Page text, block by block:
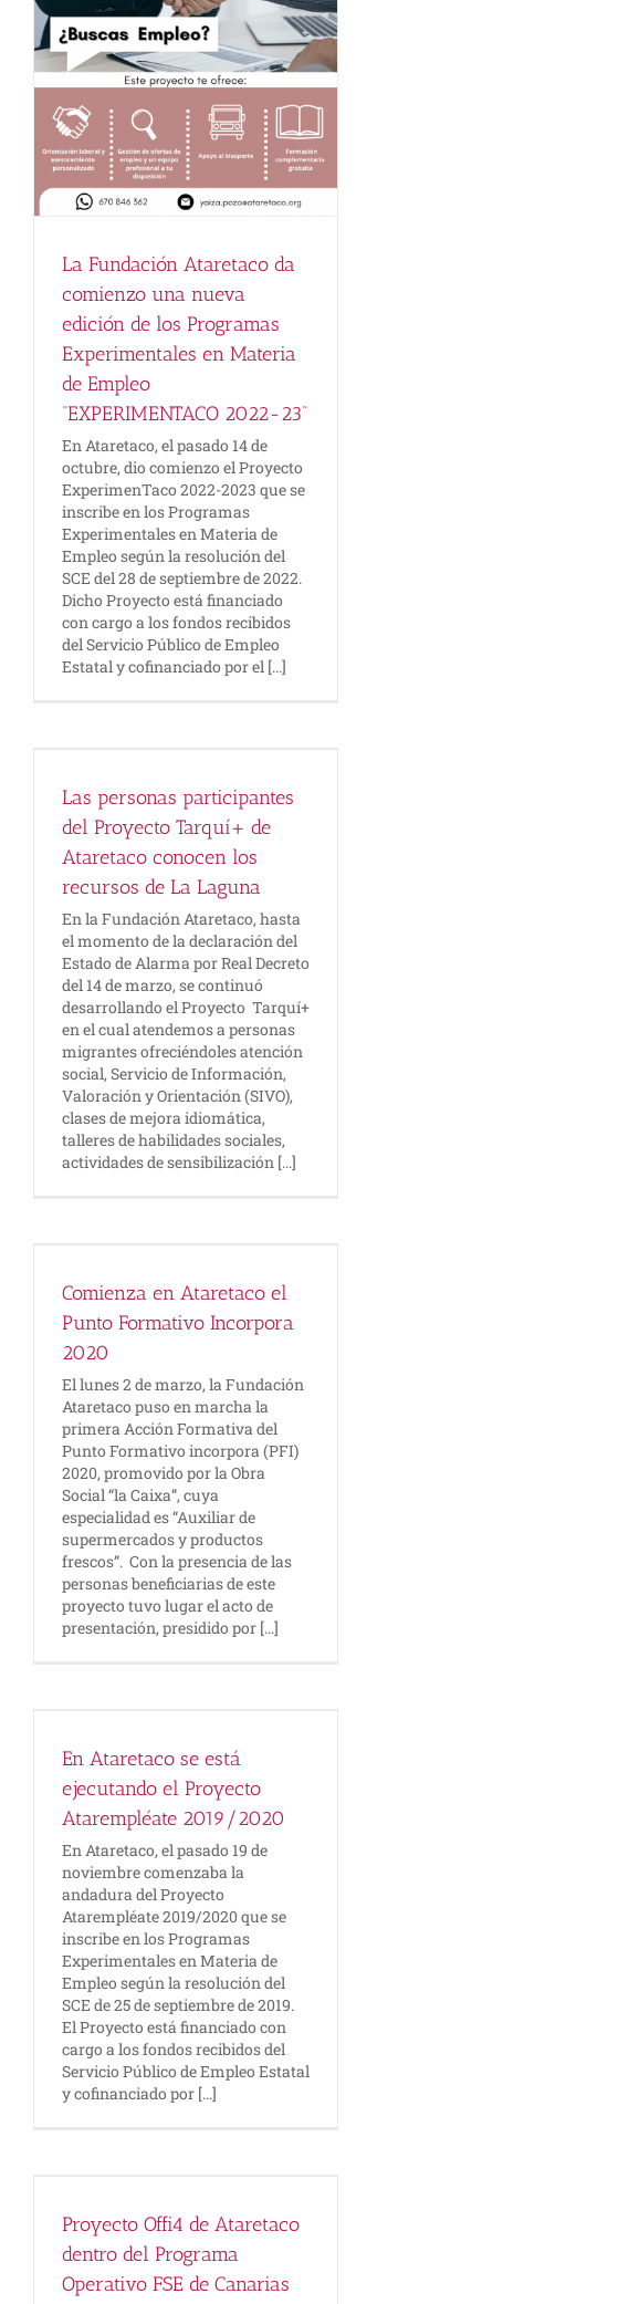
La Fundación Ataretaco da
comienzo una nueva
edición de los Programas
Experimentales en Materia
de Empleo
“EXPERIMENTACO 2022-23”
En Ataretaco, el pasado 14 de
octubre, dio comienzo el Proyecto
ExperimenTaco 2022-2023 que se
inscribe en los Programas
Experimentales en Materia de
Empleo según la resolución del
SCE del 28 de septiembre de 2022.
Dicho Proyecto está financiado
con cargo a los fondos recibidos
del Servicio Público de Empleo
Estatal y cofinanciado por el [...]
Las personas participantes
del Proyecto Tarquí+ de
Ataretaco conocen los
recursos de La Laguna
En la Fundación Ataretaco, hasta
el momento de la declaración del
Estado de Alarma por Real Decreto
del 14 de marzo, se continuó
desarrollando el Proyecto Tarquí+
en el cual atendemos a personas
migrantes ofreciéndoles atención
social, Servicio de Información,
Valoración y Orientación (SIVO),
clases de mejora idiomática,
talleres de habilidades sociales,
actividades de sensibilización [...]
Comienza en Ataretaco el
Punto Formativo Incorpora
2020
El lunes 2 de marzo, la Fundación
Ataretaco puso en marcha la
primera Acción Formativa del
Punto Formativo incorpora (PFI)
2020, promovido por la Obra
Social “la Caixa”, cuya
especialidad es “Auxiliar de
supermercados y productos
frescos”. Con la presencia de las
personas beneficiarias de este
proyecto tuvo lugar el acto de
presentación, presidido por [...]
En Ataretaco se está
ejecutando el Proyecto
Atarempléate 2019/2020
En Ataretaco, el pasado 19 de
noviembre comenzaba la
andadura del Proyecto
Atarempléate 2019/2020 que se
inscribe en los Programas
Experimentales en Materia de
Empleo según la resolución del
SCE de 25 de septiembre de 2019.
El Proyecto está financiado con
cargo a los fondos recibidos del
Servicio Público de Empleo Estatal
y cofinanciado por [...]
Proyecto Offi4 de Ataretaco
dentro del Programa
Operativo FSE de Canarias